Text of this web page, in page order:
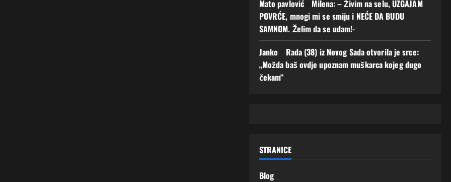
Mato pavlović
Milena: – Živim na selu, UZGAJAM
POVRĆE, mnogi mi se smiju i NEĆE DA BUDU
SAMNOM. Želim da se udam!-
Janko
Rada (38) iz Novog Sada otvorila je srce:
„Možda baš ovdje upoznam muškarca kojeg dugo
čekam“
STRANICE
Blog